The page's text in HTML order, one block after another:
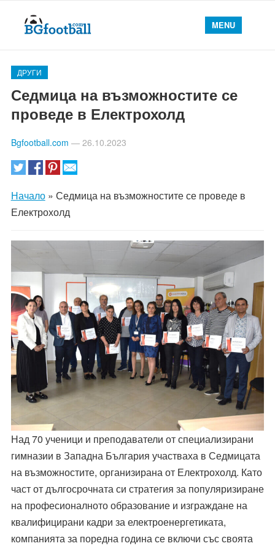
MENU
ДРУГИ
Седмица на възможностите се
проведе в Електрохолд
Bgfootball.com — 26.10.2023
Начало» Седмица на възможностите се проведе в
Електрохолд
Над 70 ученици и преподаватели от специализирани
гимназии в Западна България участваха в Седмицата
на възможностите, организирана от Електрохолд. Като
част от дългосрочната си стратегия за популяризиране
на професионалното образование и изграждане на
квалифицирани кадри за електроенергетиката,
компанията за поредна година се включи със своята